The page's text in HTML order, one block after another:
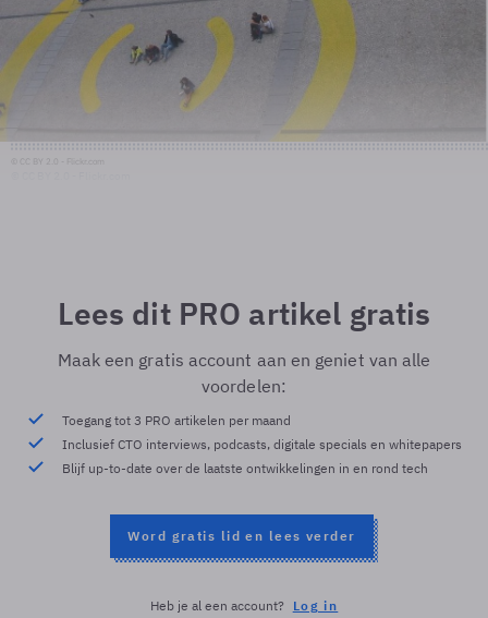
© CC BY 2.0 - Flickr.com
Lees dit PRO artikel gratis
Maak een gratis account aan en geniet van alle
voordelen:
Toegang tot 3 PRO artikelen per maand
Inclusief CTO interviews, podcasts, digitale specials en whitepapers
Blijf up-to-date over de laatste ontwikkelingen in en rond tech
Word gratis lid en lees verder
Heb je al een account? Log in